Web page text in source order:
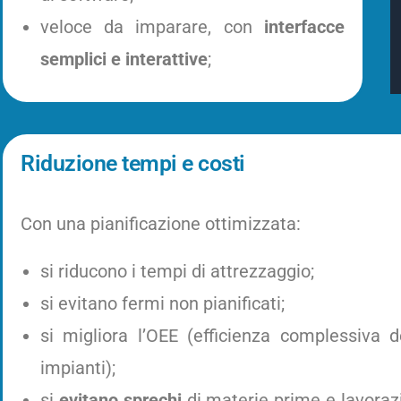
veloce da imparare, con interfacce
semplici e interattive;
Riduzione tempi e costi
Con una pianificazione ottimizzata:
si riducono i tempi di attrezzaggio;
si evitano fermi non pianificati;
si migliora l’OEE (efficienza complessiva
impianti);